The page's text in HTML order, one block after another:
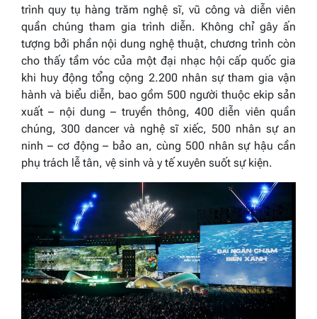
trình quy tụ hàng trăm nghệ sĩ, vũ công và diễn viên
quần chúng tham gia trình diễn. Không chỉ gây ấn
tượng bởi phần nội dung nghệ thuật, chương trình còn
cho thấy tầm vóc của một đại nhạc hội cấp quốc gia
khi huy động tổng cộng 2.200 nhân sự tham gia vận
hành và biểu diễn, bao gồm 500 người thuộc ekip sản
xuất – nội dung – truyền thông, 400 diễn viên quần
chúng, 300 dancer và nghệ sĩ xiếc, 500 nhân sự an
ninh – cơ động – bảo an, cùng 500 nhân sự hậu cần
phụ trách lễ tân, vệ sinh và y tế xuyên suốt sự kiện.